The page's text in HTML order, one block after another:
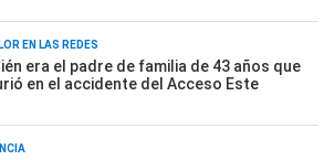
EN LAS REDES
era el padre de familia de 43 años que
en el accidente del Acceso Este